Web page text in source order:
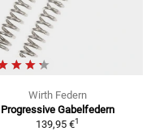
Wirth Federn
Progressive Gabelfedern
139,95 €1